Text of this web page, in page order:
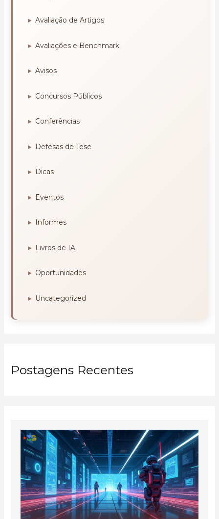
Avaliação de Artigos
Avaliações e Benchmark
Avisos
Concursos Públicos
Conferências
Defesas de Tese
Dicas
Eventos
Informes
Livros de IA
Oportunidades
Uncategorized
Postagens Recentes